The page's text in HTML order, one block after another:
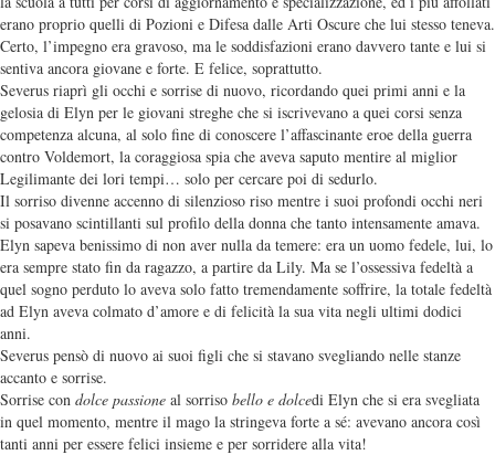
erano proprio quelli di Pozioni e Difesa dalle Arti Oscure che lui stesso teneva.
Certo, l’impegno era gravoso, ma le soddisfazioni erano davvero tante e lui si
sentiva ancora giovane e forte. E felice, soprattutto.
Severus riaprì gli occhi e sorrise di nuovo, ricordando quei primi anni e la
gelosia di Elyn per le giovani streghe che si iscrivevano a quei corsi senza
competenza alcuna, al solo fine di conoscere l’affascinante eroe della guerra
contro Voldemort, la coraggiosa spia che aveva saputo mentire al miglior
Legilimante dei lori tempi… solo per cercare poi di sedurlo.
Il sorriso divenne accenno di silenzioso riso mentre i suoi profondi occhi neri
si posavano scintillanti sul profilo della donna che tanto intensamente amava.
Elyn sapeva benissimo di non aver nulla da temere: era un uomo fedele, lui, lo
era sempre stato fin da ragazzo, a partire da Lily. Ma se l’ossessiva fedeltà a
quel sogno perduto lo aveva solo fatto tremendamente soffrire, la totale fedeltà
ad Elyn aveva colmato d’amore e di felicità la sua vita negli ultimi dodici
anni.
Severus pensò di nuovo ai suoi figli che si stavano svegliando nelle stanze
accanto e sorrise.
Sorrise con dolce passione al sorriso bello e dolcedi Elyn che si era svegliata
in quel momento, mentre il mago la stringeva forte a sé: avevano ancora così
tanti anni per essere felici insieme e per sorridere alla vita!